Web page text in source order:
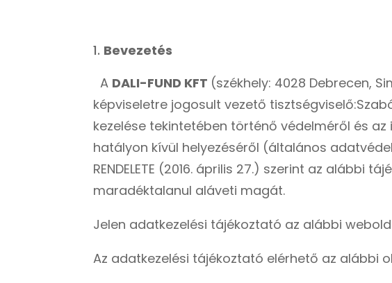
Bevezetés
A DALI-FUND KFT (székhely: 4028 Debrecen,
képviseletre jogosult vezető
kezelése tekintetében történő védelméről és
hatályon kívül helyezéséről (általános
RENDELETE (2016. április 27.) szerint az
maradéktalanul aláveti magát.
Jelen adatkezelési tájékoztató az alábbi
Az adatkezelési tájékoztató elérhető az alábbi